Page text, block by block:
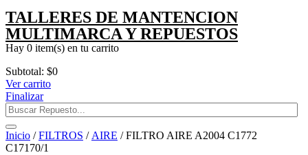
TALLERES DE MANTENCION
MULTIMARCA Y REPUESTOS
Hay 0 item(s) en tu carrito
Subtotal: $0
Ver carrito
Finalizar
Inicio /FILTROS / AIRE / FILTRO AIRE A2004 C1772
C17170/1